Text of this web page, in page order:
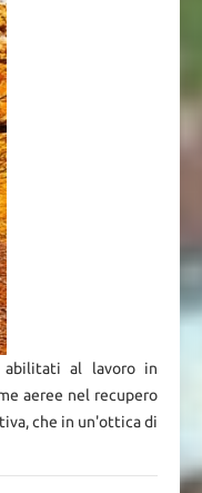
abilitati al lavoro in
aeree nel recupero
che in un'ottica di